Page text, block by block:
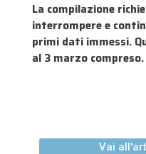
La compilazione
interrompere e
primi dati immessi.
al 3 marzo compreso.
Vai